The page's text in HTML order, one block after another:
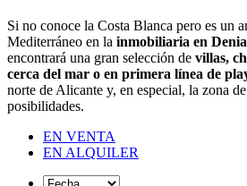
Si no conoce la Costa Blanca pero es un
Mediterráneo en la inmobiliaria en
encontrará una gran selección de villas,
cerca del mar o en primera línea de
norte de Alicante y, en especial, la zona
posibilidades.
EN VENTA
EN ALQUILER